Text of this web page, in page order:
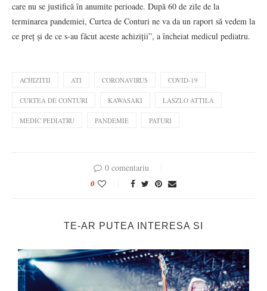
care nu se justifică în anumite perioade. După 60 de zile de la
terminarea pandemiei, Curtea de Conturi ne va da un raport să vedem la
ce preț și de ce s-au făcut aceste achiziții”, a încheiat medicul pediatru.
ACHIZITII ATI CORONAVIRUS COVID-19
CURTEA DE CONTURI KAWASAKI LASZLO ATTILA
MEDIC PEDIATRU PANDEMIE PATURI
0 comentariu
0
TE-AR PUTEA INTERESA SI